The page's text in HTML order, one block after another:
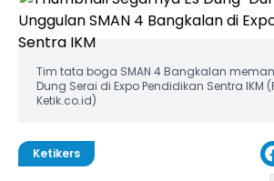
Tim tata boga SMAN 4 Bangkalan
Dung Serai di Expo Pendidikan Sentra IKM
Ketik.co.id)
Ketikers